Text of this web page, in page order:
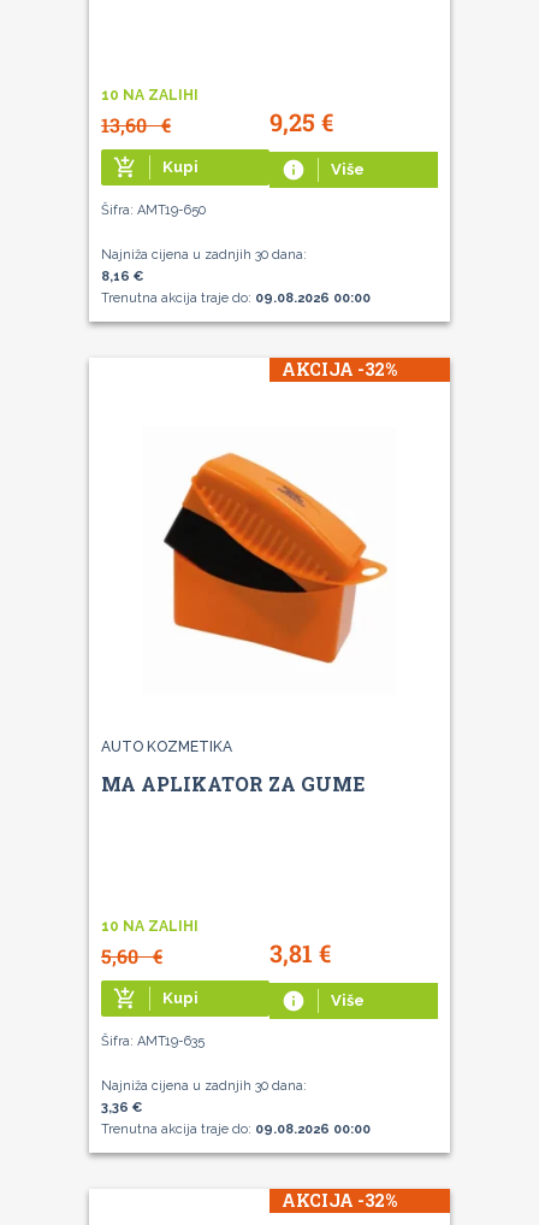
10 NA ZALIHI
13,60€ 9,25 €
add_shopping_cart Kupi info Više
Šifra: AMT19-650
Najniža cijena u zadnjih 30 dana:
8,16 €
Trenutna akcija traje do: 09.08.2026 00:00
AKCIJA -32%
AUTO KOZMETIKA
MA APLIKATOR ZA GUME
10 NA ZALIHI
5,60€ 3,81 €
add_shopping_cart Kupi info Više
Šifra: AMT19-635
Najniža cijena u zadnjih 30 dana:
3,36 €
Trenutna akcija traje do: 09.08.2026 00:00
AKCIJA -32%